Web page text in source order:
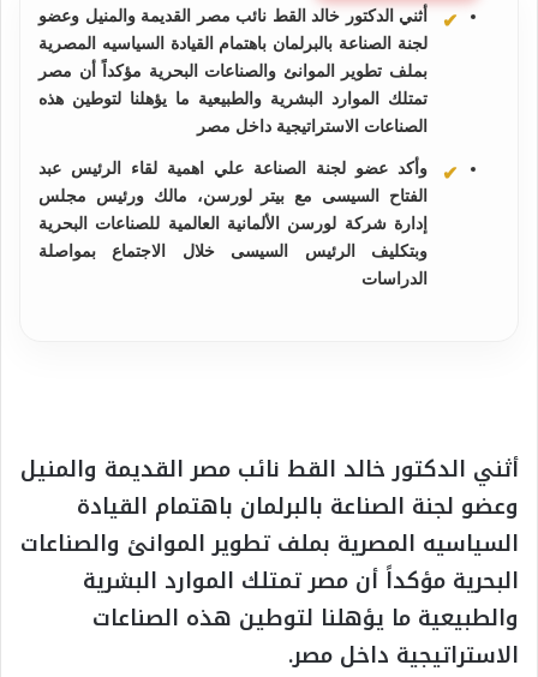
أثني الدكتور خالد القط نائب مصر القديمة والمنيل وعضو
لجنة الصناعة بالبرلمان باهتمام القيادة السياسيه المصرية
بملف تطوير الموانئ والصناعات البحرية مؤكداً أن مصر
تمتلك الموارد البشرية والطبيعية ما يؤهلنا لتوطين هذه
الصناعات الاستراتيجية داخل مصر
وأكد عضو لجنة الصناعة علي اهمية لقاء الرئيس عبد
الفتاح السيسى مع بيتر لورسن، مالك ورئيس مجلس
إدارة شركة لورسن الألمانية العالمية للصناعات البحرية
وبتكليف الرئيس السيسى خلال الاجتماع بمواصلة
الدراسات
أثني الدكتور خالد القط نائب مصر القديمة والمنيل
وعضو لجنة الصناعة بالبرلمان باهتمام القيادة
السياسيه المصرية بملف تطوير الموانئ والصناعات
البحرية مؤكداً أن مصر تمتلك الموارد البشرية
والطبيعية ما يؤهلنا لتوطين هذه الصناعات
الاستراتيجية داخل مصر.